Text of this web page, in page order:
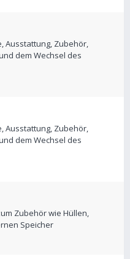
Ausstattung, Zubehör,
dem Wechsel des
Ausstattung, Zubehör,
dem Wechsel des
Zubehör wie Hüllen,
Speicher